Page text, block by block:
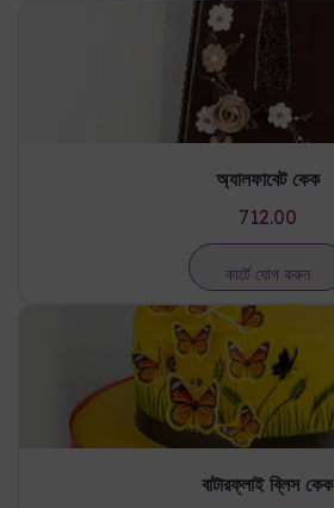
অ্যালফাবেট কেক
712.00
কার্টে যোগ করুন
বাটারফ্লাই ব্লিস কেক